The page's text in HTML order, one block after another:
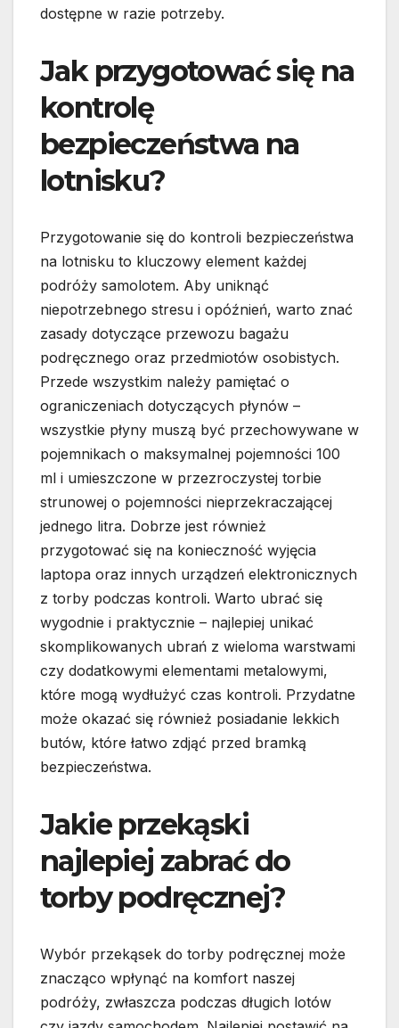
dostępne w razie potrzeby.
Jak przygotować się na
kontrolę
bezpieczeństwa na
lotnisku?
Przygotowanie się do kontroli bezpieczeństwa
na lotnisku to kluczowy element każdej
podróży samolotem. Aby uniknąć
niepotrzebnego stresu i opóźnień, warto znać
zasady dotyczące przewozu bagażu
podręcznego oraz przedmiotów osobistych.
Przede wszystkim należy pamiętać o
ograniczeniach dotyczących płynów –
wszystkie płyny muszą być przechowywane w
pojemnikach o maksymalnej pojemności 100
ml i umieszczone w przezroczystej torbie
strunowej o pojemności nieprzekraczającej
jednego litra. Dobrze jest również
przygotować się na konieczność wyjęcia
laptopa oraz innych urządzeń elektronicznych
z torby podczas kontroli. Warto ubrać się
wygodnie i praktycznie – najlepiej unikać
skomplikowanych ubrań z wieloma warstwami
czy dodatkowymi elementami metalowymi,
które mogą wydłużyć czas kontroli. Przydatne
może okazać się również posiadanie lekkich
butów, które łatwo zdjąć przed bramką
bezpieczeństwa.
Jakie przekąski
najlepiej zabrać do
torby podręcznej?
Wybór przekąsek do torby podręcznej może
znacząco wpłynąć na komfort naszej
podróży, zwłaszcza podczas długich lotów